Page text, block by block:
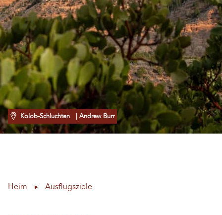
Kolob-Schluchten | Andrew Burr
Heim Ausflugsziele